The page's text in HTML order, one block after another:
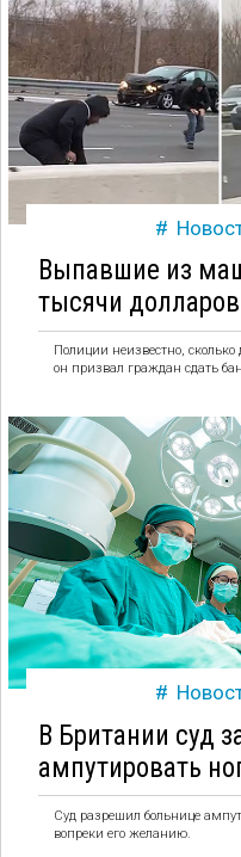
Выпавшие из
тысячи
Полиции неизвестно, сколько
он призвал граждан сдать
В Британии суд
ампутировать
Суд разрешил больнице
вопреки его желанию.